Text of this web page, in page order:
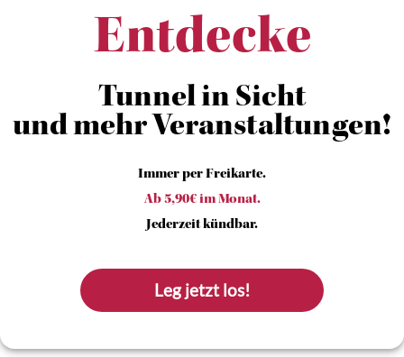
Entdecke
Tunnel in Sicht
und mehr Veranstaltungen!
Immer per Freikarte.
Ab 5,90€ im Monat.
Jederzeit kündbar.
Leg jetzt los!